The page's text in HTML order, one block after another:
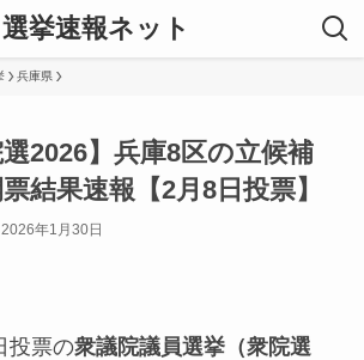
選挙速報ネット
兵庫県
選2026】兵庫8区の立候補
結果速報【2月8日投票】
2026年1月30日
投票の衆議院議員選挙（衆院選